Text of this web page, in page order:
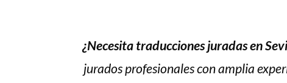
¿Necesita traducciones juradas en
jurados profesionales con amplia